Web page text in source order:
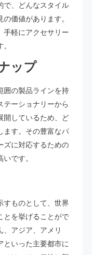
で、どんなスタイル
価値があります。
手軽にアクセサリー
ップ
囲の製品ラインを持
テーショナリーから
開しているため、ど
ます。その豊富なバ
ズに対応するための
です。
すものとして、世界
とを挙げることがで
、アジア、アメリ
といった主要都市に